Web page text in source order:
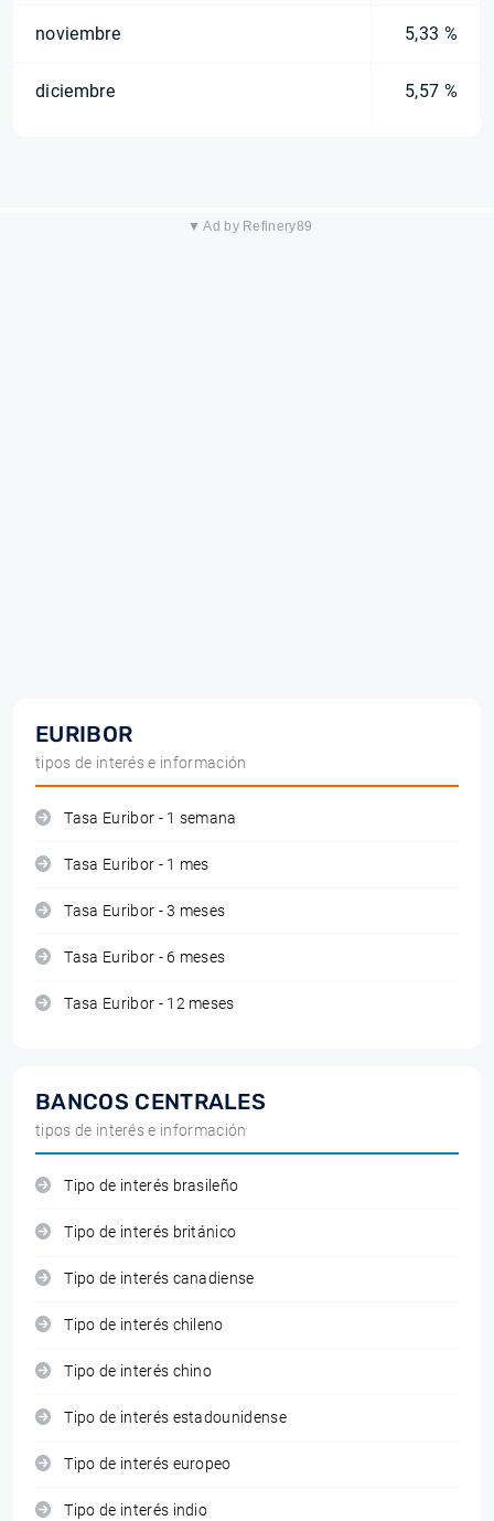
noviembre 5,33 %
diciembre 5,57 %
▼ Ad by Refinery89
EURIBOR
tipos de interés e información
Tasa Euribor - 1 semana
Tasa Euribor - 1 mes
Tasa Euribor - 3 meses
Tasa Euribor - 6 meses
Tasa Euribor - 12 meses
BANCOS CENTRALES
tipos de interés e información
Tipo de interés brasileño
Tipo de interés británico
Tipo de interés canadiense
Tipo de interés chileno
Tipo de interés chino
Tipo de interés estadounidense
Tipo de interés europeo
Tipo de interés indio